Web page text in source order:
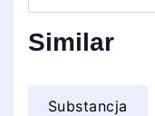
Similar
Substancja